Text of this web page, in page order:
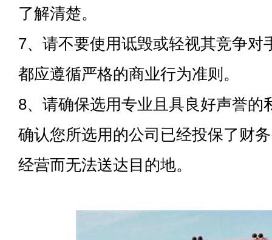
了解清楚。
7、请不要使用诋毁或轻视其竞争对
都应遵循严格的商业行为准则。
8、请确保选用专业且具良好声誉的
确认您所选用的公司已经投保了财
经营而无法送达目的地。